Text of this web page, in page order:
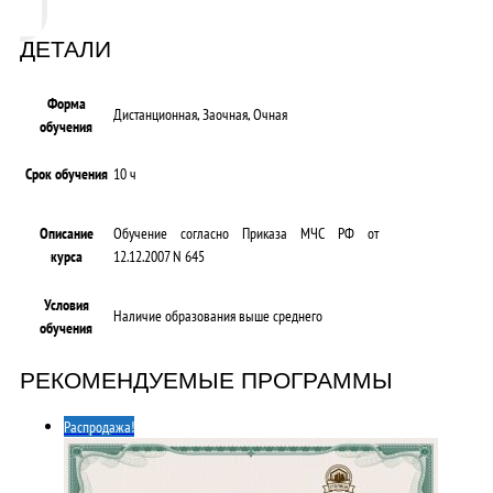
ДЕТАЛИ
Форма
обучения
Дистанционная, Заочная, Очная
Срок обучения 10 ч
Описание
курса
Обучение согласно Приказа МЧС РФ от
12.12.2007 N 645
Условия
обучения
Наличие образования выше среднего
РЕКОМЕНДУЕМЫЕ ПРОГРАММЫ
Распродажа!